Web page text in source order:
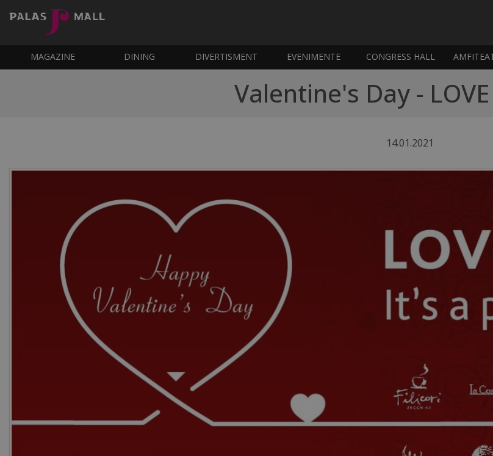
MAGAZINE DINING DIVERTISMENT EVENIMENTE CONGRESS HALL
Valentine's Day -
14.01.2021